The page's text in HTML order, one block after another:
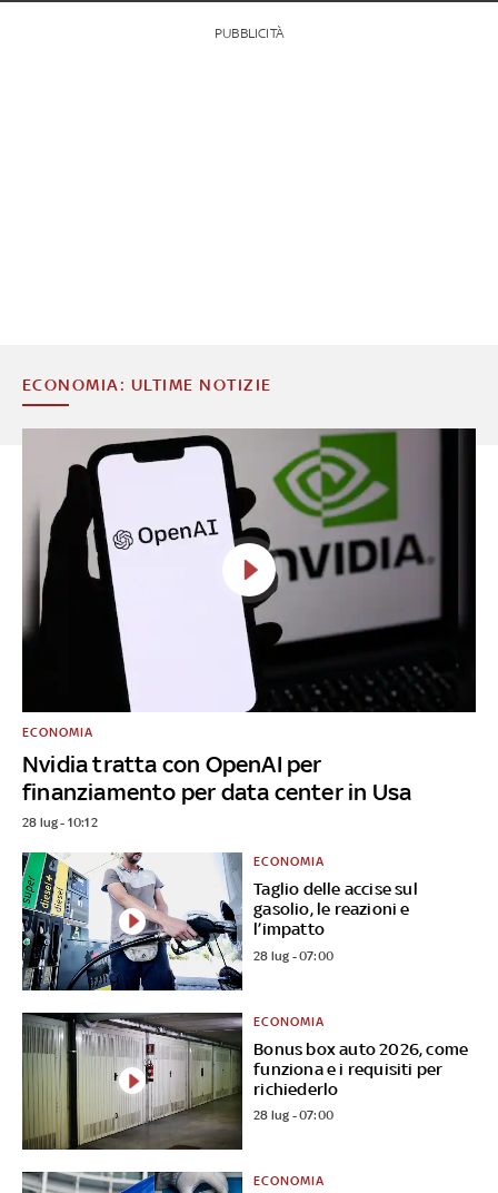
PUBBLICITÀ
ECONOMIA: ULTIME NOTIZIE
Nvidia tratta con OpenAI per
finanziamento per data center in Usa
ECONOMIA
28 lug - 10:12
Taglio delle accise sul
gasolio, le reazioni e
l’impatto
ECONOMIA
28 lug - 07:00
Bonus box auto 2026, come
funziona e i requisiti per
richiederlo
ECONOMIA
28 lug - 07:00
ECONOMIA